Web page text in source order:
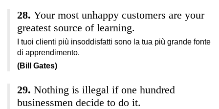
Your most unhappy customers are your
greatest source of learning.
I tuoi clienti più insoddisfatti sono la tua più grande fonte
di apprendimento.
(Bill Gates)
Nothing is illegal if one hundred
businessmen decide to do it.